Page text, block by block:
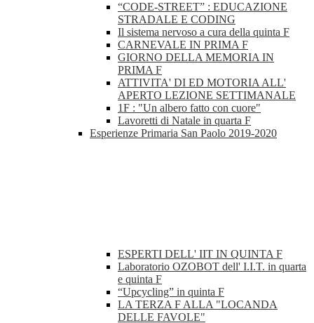
“CODE-STREET” : EDUCAZIONE
STRADALE E CODING
Il sistema nervoso a cura della quinta F
CARNEVALE IN PRIMA F
GIORNO DELLA MEMORIA IN
PRIMA F
ATTIVITA' DI ED MOTORIA ALL'
APERTO LEZIONE SETTIMANALE
1F : "Un albero fatto con cuore"
Lavoretti di Natale in quarta F
Esperienze Primaria San Paolo 2019-2020
ESPERTI DELL' IIT IN QUINTA F
Laboratorio OZOBOT dell' I.I.T. in quarta
e quinta F
“Upcycling” in quinta F
LA TERZA F ALLA "LOCANDA
DELLE FAVOLE"